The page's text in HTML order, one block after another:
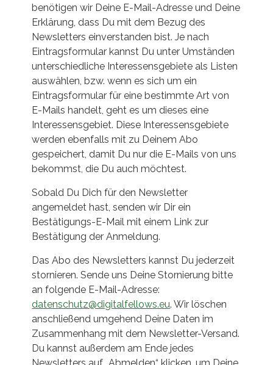
benötigen wir Deine E-Mail-Adresse und Deine
Erklärung, dass Du mit dem Bezug des
Newsletters einverstanden bist. Je nach
Eintragsformular kannst Du unter Umständen
unterschiedliche Interessensgebiete als Listen
auswählen, bzw. wenn es sich um ein
Eintragsformular für eine bestimmte Art von
E-Mails handelt, geht es um dieses eine
Interessensgebiet. Diese Interessensgebiete
werden ebenfalls mit zu Deinem Abo
gespeichert, damit Du nur die E-Mails von uns
bekommst, die Du auch möchtest.
Sobald Du Dich für den Newsletter
angemeldet hast, senden wir Dir ein
Bestätigungs-E-Mail mit einem Link zur
Bestätigung der Anmeldung.
Das Abo des Newsletters kannst Du jederzeit
stornieren. Sende uns Deine Stornierung bitte
an folgende E-Mail-Adresse:
datenschutz@digitalfellows.eu. Wir löschen
anschließend umgehend Deine Daten im
Zusammenhang mit dem Newsletter-Versand.
Du kannst außerdem am Ende jedes